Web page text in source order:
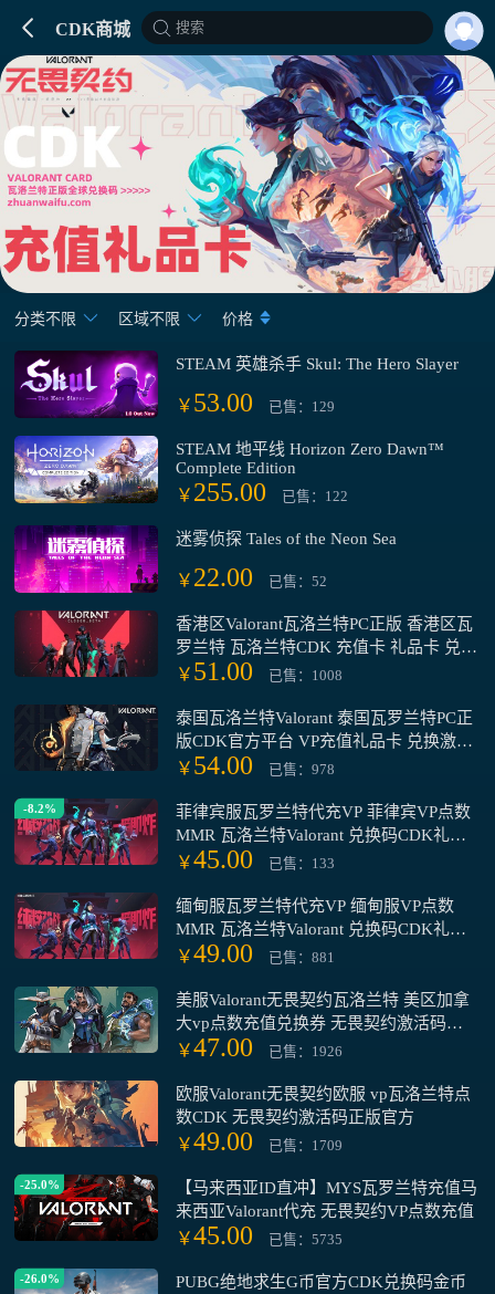
CDK商城 搜索
分类不限 区域不限 价格
STEAM 英雄杀手 Skul: The Hero Slayer
￥ 53.00 已售：129
STEAM 地平线 Horizon Zero Dawn™
Complete Edition
￥ 255.00 已售：122
迷雾侦探 Tales of the Neon Sea
￥ 22.00 已售：52
香港区Valorant瓦洛兰特PC正版 香港区瓦
罗兰特 瓦洛兰特CDK 充值卡 礼品卡 兑换
码 激活码 官方平台
￥ 51.00 已售：1008
泰国瓦洛兰特Valorant 泰国瓦罗兰特PC正
版CDK官方平台 VP充值礼品卡 兑换激活
码
￥ 54.00 已售：978
-8.2%
菲律宾服瓦罗兰特代充VP 菲律宾VP点数
MMR 瓦洛兰特Valorant 兑换码CDK礼品
卡
￥45.00 已售：133
缅甸服瓦罗兰特代充VP 缅甸服VP点数
MMR 瓦洛兰特Valorant 兑换码CDK礼品
卡
￥49.00 已售：881
美服Valorant无畏契约瓦洛兰特 美区加拿
大vp点数充值兑换券 无畏契约激活码
CDK官方正版
￥47.00 已售：1926
欧服Valorant无畏契约欧服 vp瓦洛兰特点
数CDK 无畏契约激活码正版官方
￥49.00 已售：1709
-25.0%
【马来西亚ID直冲】MYS瓦罗兰特充值马
来西亚Valorant代充 无畏契约VP点数充值
￥45.00 已售：5735
-26.0%
PUBG绝地求生G币官方CDK兑换码金币